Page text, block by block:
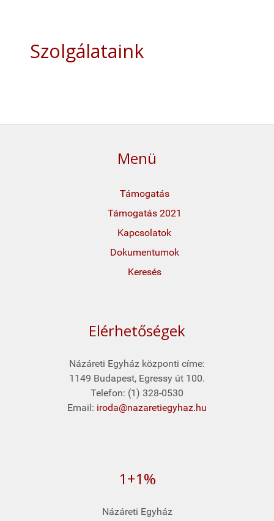
Szolgálataink
Menü
Támogatás
Támogatás 2021
Kapcsolatok
Dokumentumok
Keresés
Elérhetőségek
Názáreti Egyház központi címe:
1149 Budapest, Egressy út 100.
Telefon: (1) 328-0530
Email: iroda@nazaretiegyhaz.hu
1+1%
Názáreti Egyház